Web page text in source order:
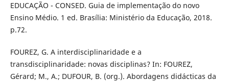
EDUCAÇÃO - CONSED. Guia de implementação do novo
Ensino Médio. 1 ed. Brasília: Ministério da Educação, 2018.
p.72.
FOUREZ, G. A interdisciplinaridade e a
transdisciplinaridade: novas disciplinas? In: FOUREZ,
Gérard; M., A.; DUFOUR, B. (org.). Abordagens didácticas da